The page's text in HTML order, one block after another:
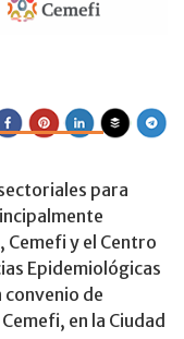
para
y el Centro
Epidemiológicas
convenio de
en la Ciudad